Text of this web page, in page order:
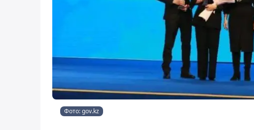
Фото: gov.kz